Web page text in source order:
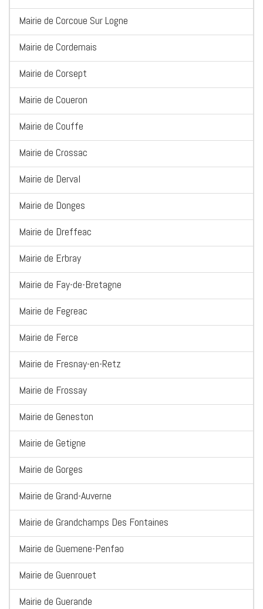
Mairie de Corcoue Sur Logne
Mairie de Cordemais
Mairie de Corsept
Mairie de Coueron
Mairie de Couffe
Mairie de Crossac
Mairie de Derval
Mairie de Donges
Mairie de Dreffeac
Mairie de Erbray
Mairie de Fay-de-Bretagne
Mairie de Fegreac
Mairie de Ferce
Mairie de Fresnay-en-Retz
Mairie de Frossay
Mairie de Geneston
Mairie de Getigne
Mairie de Gorges
Mairie de Grand-Auverne
Mairie de Grandchamps Des Fontaines
Mairie de Guemene-Penfao
Mairie de Guenrouet
Mairie de Guerande